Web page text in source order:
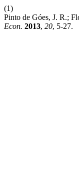
(1)
Pinto de Góes, J. R.;
Econ. 2013, 20, 5-27.